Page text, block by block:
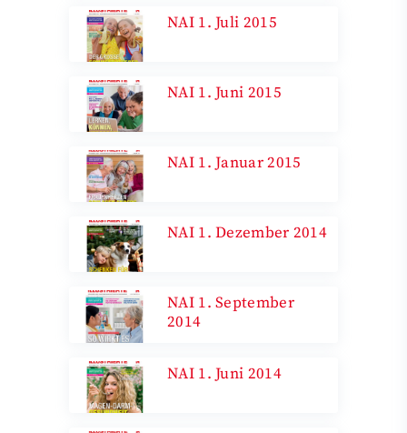
NAI 1. Juli 2015
NAI 1. Juni 2015
NAI 1. Januar 2015
NAI 1. Dezember 2014
NAI 1. September
2014
NAI 1. Juni 2014